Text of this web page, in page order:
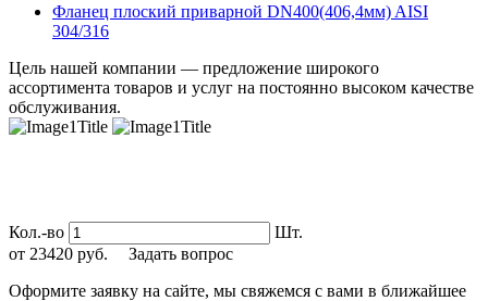
Фланец плоский приварной DN400(406,4мм) AISI
304/316
Цель нашей компании — предложение широкого
ассортимента товаров и услуг на постоянно высоком качестве
обслуживания.
Кол.-во
Шт.
от 23420 руб.
Задать вопрос
Оформите заявку на сайте, мы свяжемся с вами в ближайшее